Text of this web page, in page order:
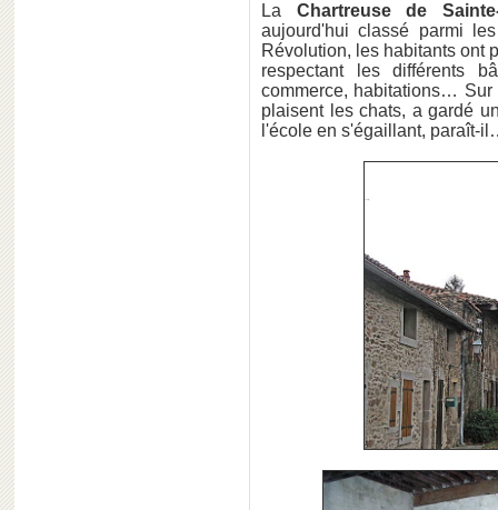
La Chartreuse de
aujourd'hui classé parmi
Révolution, les habitants ont
respectant les différents
commerce, habitations…
plaisent les chats, a gardé
l'école en s'égaillant, paraît-